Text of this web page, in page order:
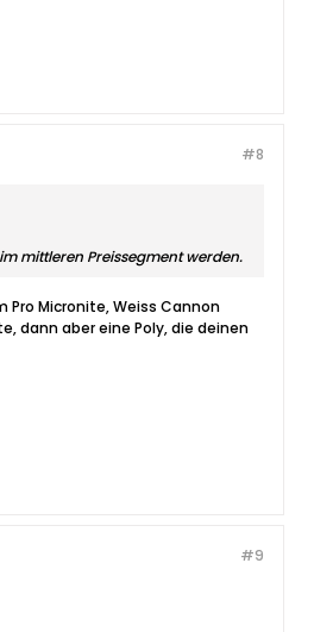
#8
mittleren Preissegment werden.
Pro Micronite, Weiss Cannon
dann aber eine Poly, die deinen
#9